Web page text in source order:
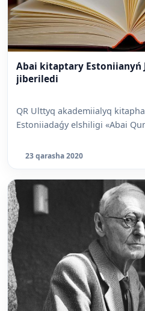
Abai kitaptary Estoniianyń
jiberiledi
QR Ulttyq akademiialyq
Estoniiadaǵy elshiligi «Abai
23 qarasha 2020